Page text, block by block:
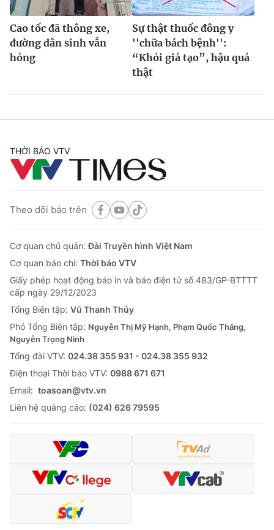
Cao tốc đã thông xe,
đường dân sinh vẫn
hỏng
Sự thật thuốc đông y
''chữa bách bệnh'':
“Khỏi giả tạo”, hậu quả
thật
THỜI BÁO VTV
Theo dõi báo trên
Cơ quan chủ quản:Đài Truyền hình Việt Nam
Cơ quan báo chí: Thời báo VTV
Giấy phép hoạt động báo in và báo điện tử số 483/GP-BTTTT
cấp ngày 29/12/2023
Tổng Biên tập: Vũ Thanh Thủy
Phó Tổng Biên tập: Nguyễn Thị Mỹ Hạnh, Phạm Quốc Thắng,
Nguyễn Trọng Ninh
Tổng đài VTV: 024.38 355 931 - 024.38 355 932
Ðiện thoại Thời báo VTV: 0988 671 671
Email: toasoan@vtv.vn
Liên hệ quảng cáo: (024) 626 79595